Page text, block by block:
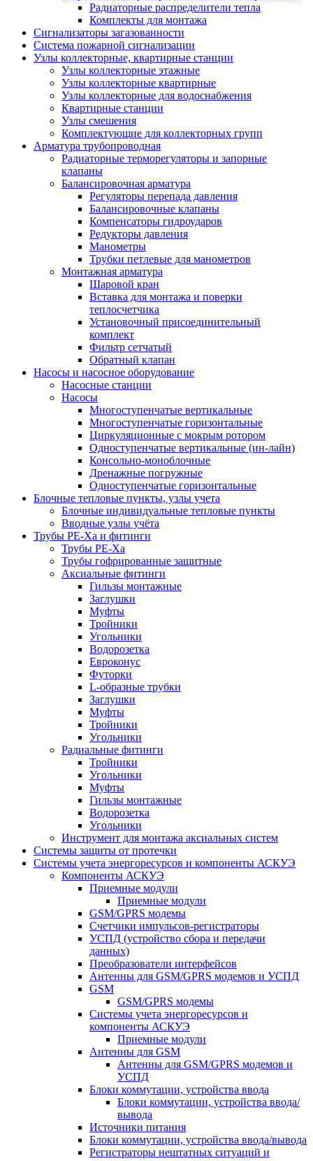
Радиаторные распределители тепла
Комплекты для монтажа
Сигнализаторы загазованности
Система пожарной сигнализации
Узлы коллекторные, квартирные станции
Узлы коллекторные этажные
Узлы коллекторные квартирные
Узлы коллекторные для водоснабжения
Квартирные станции
Узлы смешения
Комплектующие для коллекторных групп
Арматура трубопроводная
Радиаторные терморегуляторы и запорные
клапаны
Балансировочная арматура
Регуляторы перепада давления
Балансировочные клапаны
Компенсаторы гидроударов
Редукторы давления
Манометры
Трубки петлевые для манометров
Монтажная арматура
Шаровой кран
Вставка для монтажа и поверки
теплосчетчика
Установочный присоединительный
комплект
Фильтр сетчатый
Обратный клапан
Насосы и насосное оборудование
Насосные станции
Насосы
Многоступенчатые вертикальные
Многоступенчатые горизонтальные
Циркуляционные с мокрым ротором
Одноступенчатые вертикальные (ин-лайн)
Консольно-моноблочные
Дренажные погружные
Одноступенчатые горизонтальные
Блочные тепловые пункты, узлы учета
Блочные индивидуальные тепловые пункты
Вводные узлы учёта
Трубы РЕ-Ха и фитинги
Трубы РЕ-Ха
Трубы гофрированные защитные
Аксиальные фитинги
Гильзы монтажные
Заглушки
Муфты
Тройники
Угольники
Водорозетка
Евроконус
Футорки
L-образные трубки
Заглушки
Муфты
Тройники
Угольники
Радиальные фитинги
Тройники
Угольники
Муфты
Гильзы монтажные
Водорозетка
Угольники
Инструмент для монтажа аксиальных систем
Системы защиты от протечки
Системы учета энергоресурсов и компоненты АСКУЭ
Компоненты АСКУЭ
Приемные модули
Приемные модули
GSM/GPRS модемы
Счетчики импульсов-регистраторы
УСПД (устройство сбора и передачи
данных)
Преобразователи интерфейсов
Антенны для GSM/GPRS модемов и УСПД
GSM
GSM/GPRS модемы
Системы учета энергоресурсов и
компоненты АСКУЭ
Приемные модули
Антенны для GSM
Антенны для GSM/GPRS модемов и
УСПД
Блоки коммутации, устройства ввода
Блоки коммутации, устройства ввода/
вывода
Источники питания
Блоки коммутации, устройства ввода/вывода
Регистраторы нештатных ситуаций и